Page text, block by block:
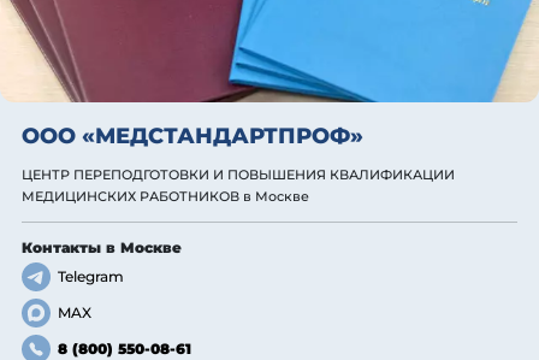
ООО «МЕДСТАНДАРТПРОФ»
ЦЕНТР ПЕРЕПОДГОТОВКИ И ПОВЫШЕНИЯ КВАЛИФИКАЦИИ
МЕДИЦИНСКИХ РАБОТНИКОВ в Москве
Контакты в Москве
Telegram
MAX
8 (800) 550-08-61